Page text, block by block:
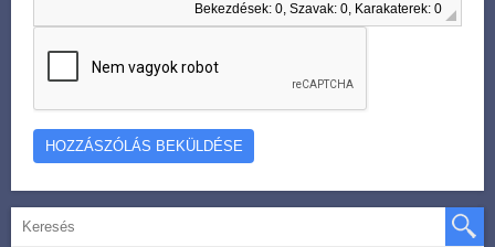
Bekezdések: 0, Szavak: 0, Karakaterek: 0